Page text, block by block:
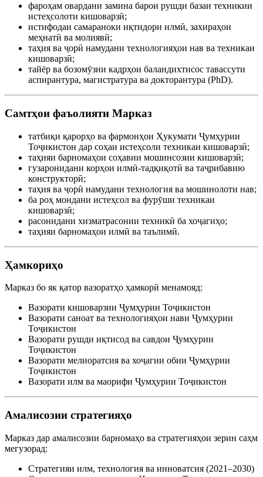
фароҳам овардани замина барои рушди базаи техникии
истеҳсолоти кишоварзӣ;
истифодаи самараноки иқтидори илмӣ, захираҳои
меҳнатӣ ва молиявӣ;
таҳия ва ҷорӣ намудани технологияҳои нав ва техникаи
кишоварзӣ;
тайёр ва бозомӯзии кадрҳои баландихтисос тавассути
аспирантура, магистратура ва докторантура (PhD).
Самтҳои фаъолияти Марказ
татбиқи қарорҳо ва фармонҳои Ҳукумати Ҷумҳурии
Тоҷикистон дар соҳаи истеҳсоли техникаи кишоварзӣ;
таҳияи барномаҳои соҳавии мошинсозии кишоварзӣ;
гузаронидани корҳои илмӣ-тадқиқотӣ ва таҷрибавию
конструкторӣ;
таҳия ва ҷорӣ намудани технология ва мошинолоти нав;
ба роҳ мондани истеҳсол ва фурӯши техникаи
кишоварзӣ;
расонидани хизматрасонии техникӣ ба хоҷагиҳо;
таҳияи барномаҳои илмӣ ва таълимӣ.
Ҳамкориҳо
Марказ бо як қатор вазоратҳо ҳамкорӣ менамояд:
Вазорати кишоварзии Ҷумҳурии Тоҷикистон
Вазорати саноат ва технологияҳои нави Ҷумҳурии
Тоҷикистон
Вазорати рушди иқтисод ва савдои Ҷумҳурии
Тоҷикистон
Вазорати мелиоратсия ва хоҷагии обии Ҷумҳурии
Тоҷикистон
Вазорати илм ва маорифи Ҷумҳурии Тоҷикистон
Амалисозии стратегияҳо
Марказ дар амалисозии барномаҳо ва стратегияҳои зерин саҳм
мегузорад:
Стратегияи илм, технология ва инноватсия (2021–2030)